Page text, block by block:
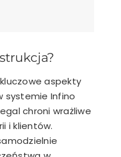
aspekty
systemie Infino
chroni wrażliwe
i klientów.